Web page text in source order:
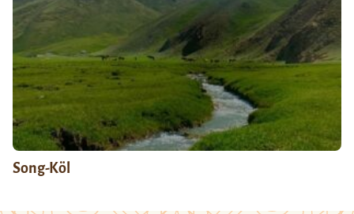
Song-Köl